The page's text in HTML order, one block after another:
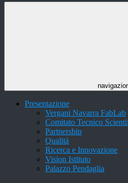
Presentazione
Vergani Navarra FabLab
Comitato Tecnico
Partnership
Qualità
Ricerca e Innovazione
Vision Istituto
Palazzo Pendaglia